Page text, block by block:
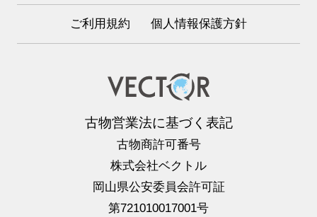
ご利用規約 個人情報保護方針
古物営業法に基づく表記
古物商許可番号
株式会社ベクトル
岡山県公安委員会許可証
第721010017001号